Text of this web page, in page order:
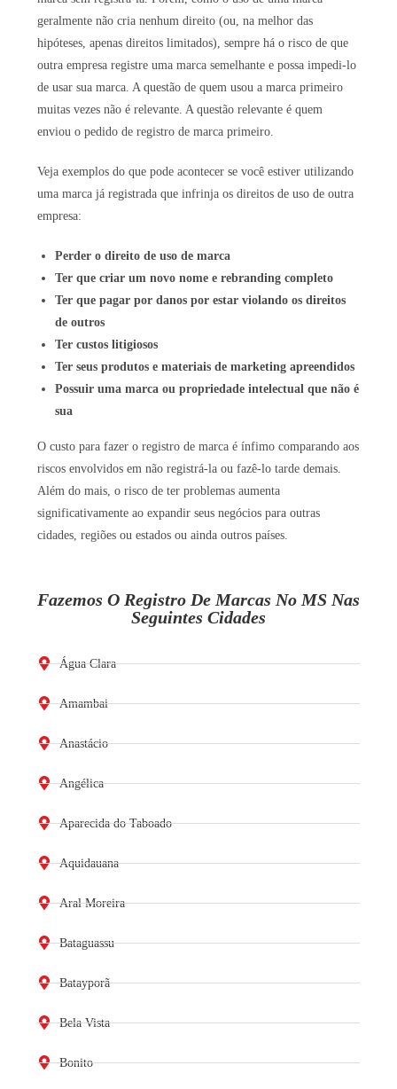
geralmente não cria nenhum direito (ou, na melhor das
hipóteses, apenas direitos limitados), sempre há o risco de que
outra empresa registre uma marca semelhante e possa impedi-lo
de usar sua marca. A questão de quem usou a marca primeiro
muitas vezes não é relevante. A questão relevante é quem
enviou o pedido de registro de marca primeiro.
Veja exemplos do que pode acontecer se você estiver utilizando
uma marca já registrada que infrinja os direitos de uso de outra
empresa:
Perder o direito de uso de marca
Ter que criar um novo nome e rebranding completo
Ter que pagar por danos por estar violando os direitos
de outros
Ter custos litigiosos
Ter seus produtos e materiais de marketing apreendidos
Possuir uma marca ou propriedade intelectual que não é
sua
O custo para fazer o registro de marca é ínfimo comparando aos
riscos envolvidos em não registrá-la ou fazê-lo tarde demais.
Além do mais, o risco de ter problemas aumenta
significativamente ao expandir seus negócios para outras
cidades, regiões ou estados ou ainda outros países.
Fazemos O Registro De Marcas No MS Nas
Seguintes Cidades
Água Clara
Amambai
Anastácio
Angélica
Aparecida do Taboado
Aquidauana
Aral Moreira
Bataguassu
Batayporã
Bela Vista
Bonito